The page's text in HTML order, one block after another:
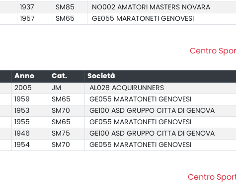
1937 SM85 NO002 AMATORI MASTERS NOVARA
1957 SM65 GE055 MARATONETI GENOVESI
Centro
Anno Cat. Società
2005 JM AL028 ACQUIRUNNERS
1959 SM65 GE055 MARATONETI GENOVESI
1953 SM70 GE100 ASD GRUPPO CITTA DI GENOVA
1955 SM65 GE055 MARATONETI GENOVESI
1946 SM75 GE100 ASD GRUPPO CITTA DI GENOVA
1954 SM70 GE055 MARATONETI GENOVESI
Centro